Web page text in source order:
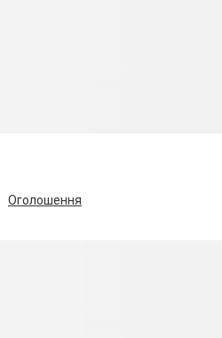
Оголошення